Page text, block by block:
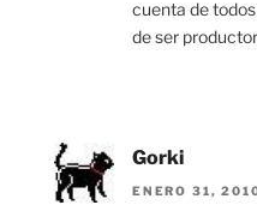
cuenta de todos
de ser
Gorki
ENERO 31,